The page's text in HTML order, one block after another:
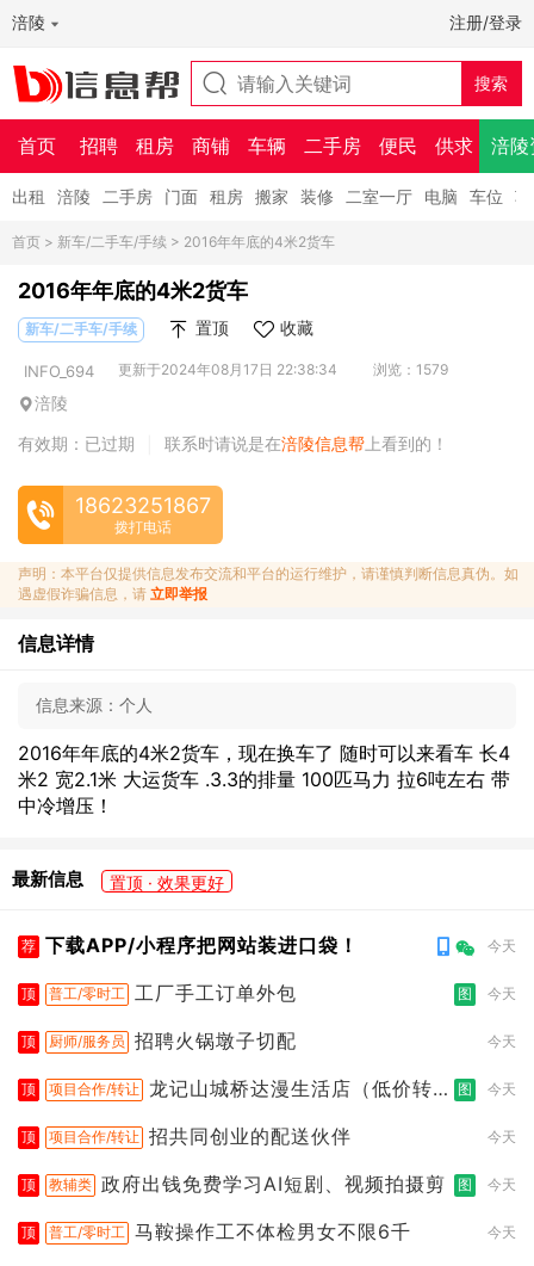
涪陵 注册/登录
首页 招聘 租房 商铺 车辆 二手房 便民 供求 涪陵
出租 涪陵 二手房 门面 租房 搬家 装修 二室一厅 电脑 车位
首页 > 新车/二手车/手续 > 2016年年底的4米2货车
2016年年底的4米2货车
新车/二手车/手续 置顶 收藏
INFO_694 更新于2024年08月17日 22:38:34 浏览：1579
涪陵
有效期：已过期
联系时请说是在涪陵信息帮 上看到的！
18623251867
拨打电话
声明：本平台仅提供信息发布交流和平台的运行维护，请谨慎判断信息真伪。如
遇虚假诈骗信息，请 立即举报
信息详情
信息来源： 个人
2016年年底的4米2货车，现在换车了 随时可以来看车 长4
米2 宽2.1米 大运货车 .3.3的排量 100匹马力 拉6吨左右 带
中冷增压！
最新信息 置顶 · 效果更好
荐 下载APP/小程序把网站装进口袋！ 今天
顶 普工/零时工 工厂手工订单外包 图 今天
顶 厨师/服务员 招聘火锅墩子切配 今天
顶 项目合作/转让 龙记山城桥达漫生活店（低价转
图 今天
顶 项目合作/转让 招共同创业的配送伙伴 今天
顶 教辅类 政府出钱免费学习AI短剧、视频拍摄剪 图 今天
顶 普工/零时工 马鞍操作工不体检男女不限6千 今天